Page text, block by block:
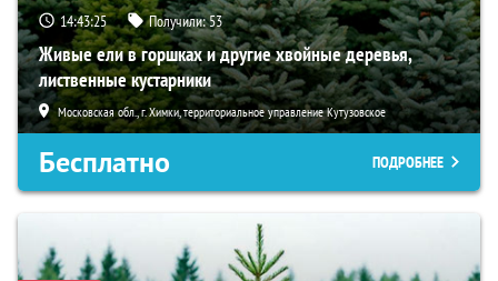
14:43:24 Получили:53
Живые ели в горшках и другие хвойные деревья,
лиственные кустарники
Московская обл., г. Химки, территориальное управление Кутузовское
Бесплатно ПОДРОБНЕЕ